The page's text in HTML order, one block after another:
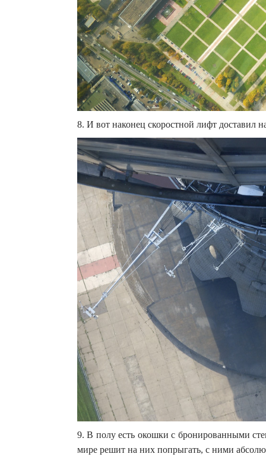
8. И вот наконец скоростной лифт доставил
9. В полу есть окошки с бронированными
мире решит на них попрыгать, с ними